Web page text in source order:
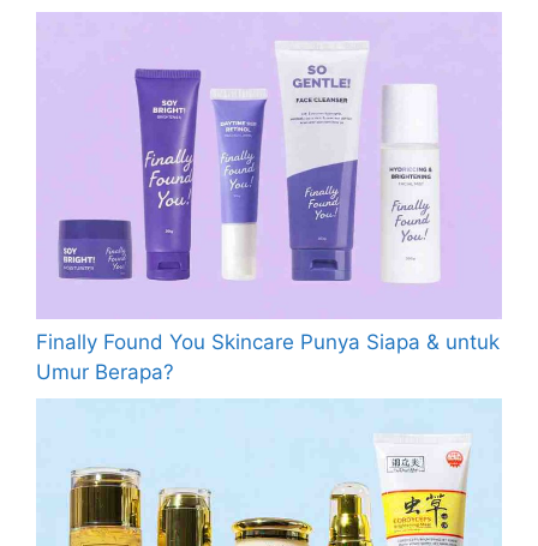
Finally Found You Skincare Punya Siapa & untuk
Umur Berapa?